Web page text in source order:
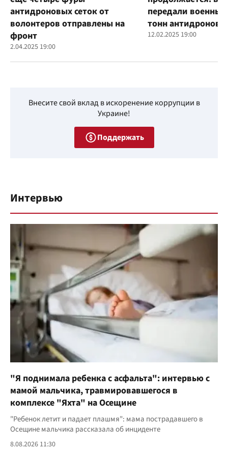
антидроновых сеток от
волонтеров отправлены на
фронт
2.04.2025 19:00
передали
тонн
12.02.2025 19:00
Внесите свой вклад в искоренение коррупции в
Украине!
Поддержать
Интервью
"Я поднимала ребенка с асфальта": интервью с
мамой мальчика, травмировавшегося в
комплексе "Яхта" на Осещине
"Ребенок летит и падает плашмя": мама пострадавшего в
Осещине мальчика рассказала об инциденте
8.08.2026 11:30